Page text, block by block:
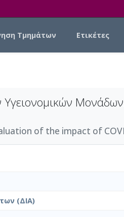
Τμημάτων Ετικέτες
Υγειονομικών
of the impact of
(ΔΙΑ)